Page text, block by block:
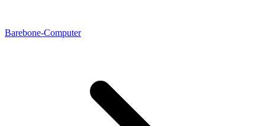
Barebone-Computer